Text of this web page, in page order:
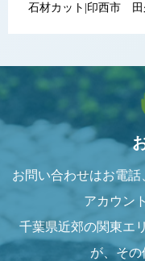
石材カット|印西市 田
お問い合わせはお電
アカウン
千葉県近郊の関東エ
が、そ